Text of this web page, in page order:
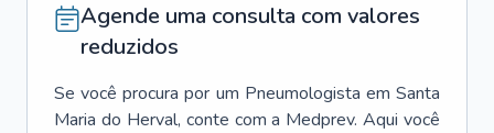
Agende uma consulta com valores
reduzidos
Se você procura por um Pneumologista em Santa
Maria do Herval, conte com a Medprev. Aqui você